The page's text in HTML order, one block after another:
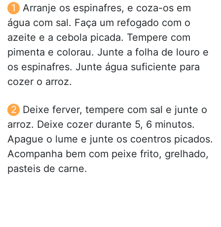
Arranje os espinafres, e coza-os em
água com sal. Faça um refogado com o
azeite e a cebola picada. Tempere com
pimenta e colorau. Junte a folha de louro e
os espinafres. Junte água suficiente para
cozer o arroz.
Deixe ferver, tempere com sal e junte o
arroz. Deixe cozer durante 5, 6 minutos.
Apague o lume e junte os coentros picados.
Acompanha bem com peixe frito, grelhado,
pasteis de carne.